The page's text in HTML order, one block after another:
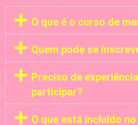
O que é o curso de
Quem pode se
Preciso de
participar?
O que está incluído